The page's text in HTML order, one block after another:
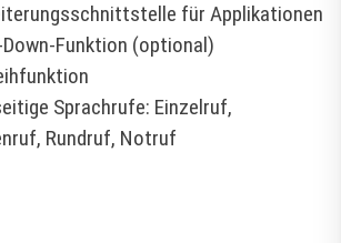
für Applikationen
Funktion (optional)
Sprachrufe: Einzelruf,
Rundruf, Notruf